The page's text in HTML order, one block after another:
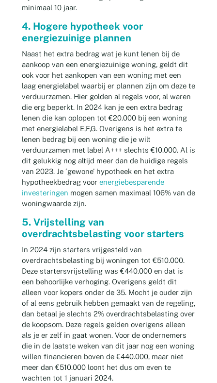
minimaal 10 jaar.
4. Hogere hypotheek voor
energiezuinige plannen
Naast het extra bedrag wat je kunt lenen bij de
aankoop van een energiezuinige woning, geldt dit
ook voor het aankopen van een woning met een
laag energielabel waarbij er plannen zijn om deze te
verduurzamen.Hier golden al regels voor, al waren
die erg beperkt. In 2024 kan je een extra bedrag
lenen die kan oplopen tot €20.000 bij een woning
met energielabel E,F,G. Overigens is het extra te
lenen bedrag bij een woning die je wilt
verduurzamen met label A+++ slechts €10.000. Al is
dit gelukkig nog altijd meer dan de huidige regels
van 2023. Je ‘gewone’ hypotheek en het extra
hypotheekbedrag voorenergiebesparende
investeringen mogen samen maximaal 106% van de
woningwaarde zijn.
5. Vrijstelling van
overdrachtsbelasting voor starters
In 2024 zijn starters vrijgesteld van
overdrachtsbelasting bij woningen tot €510.000.
Deze startersvrijstelling was €440.000 en dat is
een behoorlijke verhoging. Overigens geldt dit
alleen voor kopers onder de 35. Mocht je ouder zijn
of al eens gebruik hebben gemaakt van de regeling,
dan betaal je slechts 2% overdrachtsbelasting over
de koopsom. Deze regels gelden overigens alleen
als je er zelf in gaat wonen. Voor de ondernemers
die in de laatste weken van dit jaar nog een woning
willen financieren boven de €440.000, maar niet
meer dan €510.000 loont het dus om even te
wachten tot 1 januari 2024.